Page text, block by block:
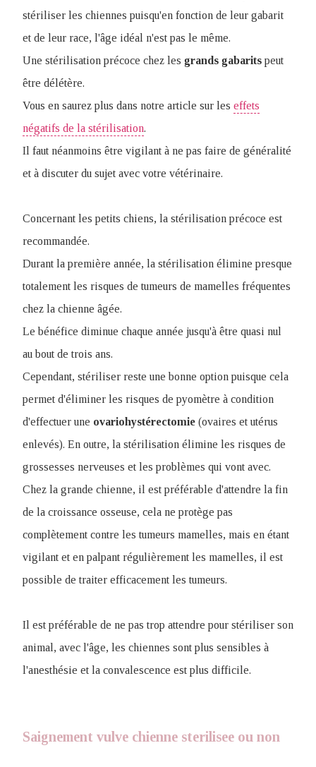
stériliser les chiennes puisqu'en fonction de leur gabarit
et de leur race, l'âge idéal n'est pas le même.
Une stérilisation précoce chez les grands gabarits peut
être délétère.
Vous en saurez plus dans notre article sur les effets
négatifs de la stérilisation.
Il faut néanmoins être vigilant à ne pas faire de généralité
et à discuter du sujet avec votre vétérinaire.
Concernant les petits chiens, la stérilisation précoce est
recommandée.
Durant la première année, la stérilisation élimine presque
totalement les risques de tumeurs de mamelles fréquentes
chez la chienne âgée.
Le bénéfice diminue chaque année jusqu'à être quasi nul
au bout de trois ans.
Cependant, stériliser reste une bonne option puisque cela
permet d'éliminer les risques de pyomètre à condition
d'effectuer une ovariohystérectomie (ovaires et utérus
enlevés). En outre, la stérilisation élimine les risques de
grossesses nerveuses et les problèmes qui vont avec.
Chez la grande chienne, il est préférable d'attendre la fin
de la croissance osseuse, cela ne protège pas
complètement contre les tumeurs mamelles, mais en étant
vigilant et en palpant régulièrement les mamelles, il est
possible de traiter efficacement les tumeurs.
Il est préférable de ne pas trop attendre pour stériliser son
animal, avec l'âge, les chiennes sont plus sensibles à
l'anesthésie et la convalescence est plus difficile.
Saignement vulve chienne sterilisee ou non